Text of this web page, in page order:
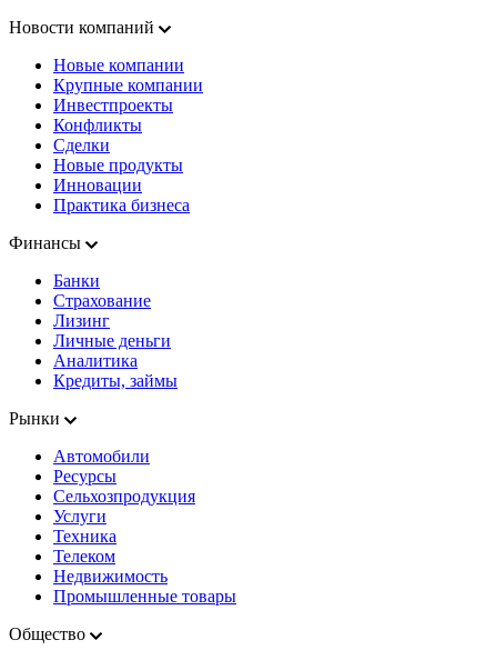
Новости компаний
Новые компании
Крупные компании
Инвестпроекты
Конфликты
Сделки
Новые продукты
Инновации
Практика бизнеса
Финансы
Банки
Страхование
Лизинг
Личные деньги
Аналитика
Кредиты, займы
Рынки
Автомобили
Ресурсы
Сельхозпродукция
Услуги
Техника
Телеком
Недвижимость
Промышленные товары
Общество